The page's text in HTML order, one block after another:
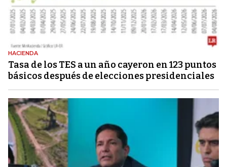
HACIENDA
Tasa de los TES a un año cayeron en 123 puntos
básicos después de elecciones presidenciales